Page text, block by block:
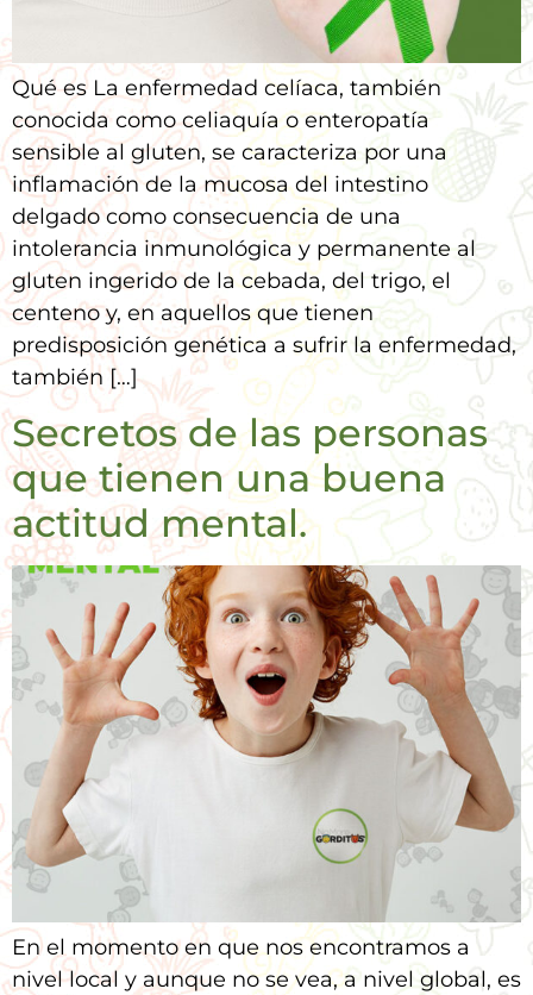
Qué es La enfermedad celíaca, también
conocida como celiaquía o enteropatía
sensible al gluten, se caracteriza por una
inflamación de la mucosa del intestino
delgado como consecuencia de una
intolerancia inmunológica y permanente al
gluten ingerido de la cebada, del trigo, el
centeno y, en aquellos que tienen
predisposición genética a sufrir la enfermedad,
también […]
Secretos de las personas
que tienen una buena
actitud mental.
En el momento en que nos encontramos a
nivel local y aunque no se vea, a nivel global, es